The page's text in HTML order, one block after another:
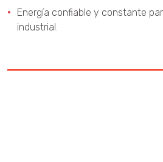
Energía confiable y constante
industrial.